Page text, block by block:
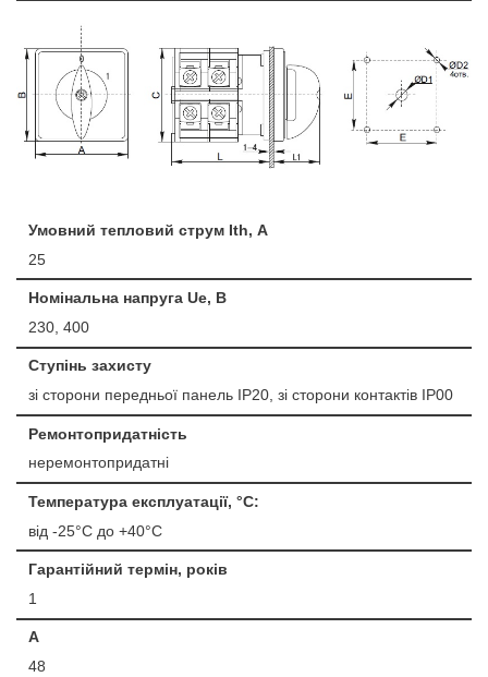
Умовний тепловий струм Ith, А
25
Номінальна напруга Ue, B
230, 400
Ступінь захисту
зі сторони передньої панель IP20, зі сторони контактів IP00
Ремонтопридатність
неремонтопридатні
Температура експлуатації, °С:
від -25°C до +40°C
Гарантійний термін, років
1
A
48